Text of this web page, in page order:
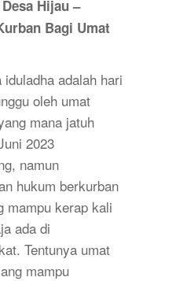
Hijau –
Bagi Umat
iduladha adalah hari
oleh umat
mana jatuh
2023
namun
hukum berkurban
mampu kerap kali
ada di
Tentunya umat
mampu